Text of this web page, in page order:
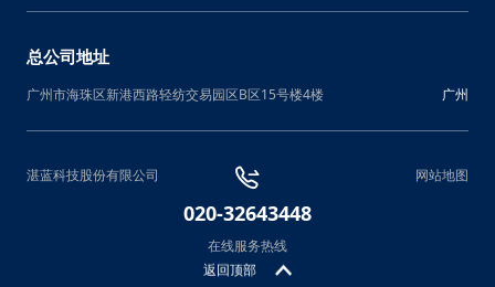
总公司地址
广州
广州市海珠区新港西路轻纺交易园区B区15号楼4楼
020-32643448
在线服务热线
网站地图
湛蓝科技股份有限公司
返回顶部